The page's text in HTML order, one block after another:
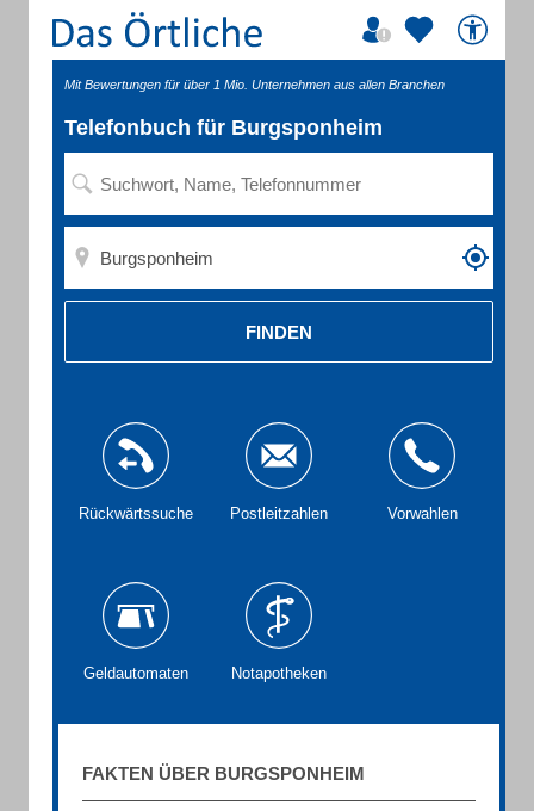
Mit Bewertungen für über 1 Mio. Unternehmen aus allen Branchen
Telefonbuch für Burgsponheim
FINDEN
Rückwärtssuche Postleitzahlen Vorwahlen
Geldautomaten Notapotheken
FAKTEN ÜBER BURGSPONHEIM